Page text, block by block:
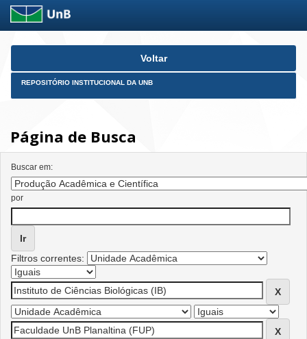
Skip
Voltar
REPOSITÓRIO INSTITUCIONAL DA UNB
Página de Busca
Buscar em:
por
Filtros correntes: